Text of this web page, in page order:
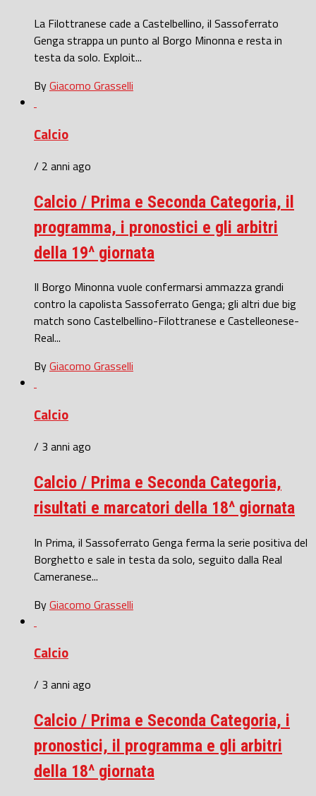
La Filottranese cade a Castelbellino, il Sassoferrato
Genga strappa un punto al Borgo Minonna e resta in
testa da solo. Exploit...
ByGiacomo Grasselli
Calcio
/ 2 anni ago
Calcio / Prima e Seconda Categoria, il
programma, i pronostici e gli arbitri
della 19^ giornata
Il Borgo Minonna vuole confermarsi ammazza grandi
contro la capolista Sassoferrato Genga; gli altri due big
match sono Castelbellino-Filottranese e Castelleonese-
Real...
ByGiacomo Grasselli
Calcio
/ 3 anni ago
Calcio / Prima e Seconda Categoria,
risultati e marcatori della 18^ giornata
In Prima, il Sassoferrato Genga ferma la serie positiva del
Borghetto e sale in testa da solo, seguito dalla Real
Cameranese...
ByGiacomo Grasselli
Calcio
/ 3 anni ago
Calcio / Prima e Seconda Categoria, i
pronostici, il programma e gli arbitri
della 18^ giornata